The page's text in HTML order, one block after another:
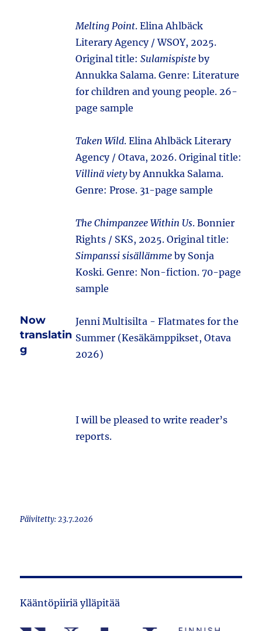
Melting Point. Elina Ahlbäck
Literary Agency / WSOY, 2025.
Original title:Sulamispiste by
Annukka Salama. Genre: Literature
for children and young people. 26-
page sample
Taken Wild. Elina Ahlbäck Literary
Agency / Otava, 2026. Original title:
Villinä vietyby Annukka Salama.
Genre: Prose. 31-page sample
The Chimpanzee Within Us. Bonnier
Rights / SKS, 2025. Original title:
Simpanssi sisällämme by Sonja
Koski. Genre: Non-fiction. 70-page
sample
Now
translatin
g
Jenni Multisilta - Flatmates for the
Summer (Kesäkämppikset, Otava
2026)
I will be pleased to write reader’s
reports.
Päivitetty: 23.7.2026
Kääntöpiiriä ylläpitää